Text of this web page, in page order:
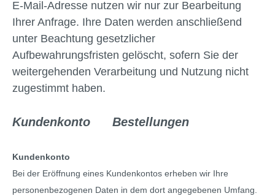
E-Mail-Adresse nutzen wir nur zur Bearbeitung
Ihrer Anfrage. Ihre Daten werden anschließend
unter Beachtung gesetzlicher
Aufbewahrungsfristen gelöscht, sofern Sie der
weitergehenden Verarbeitung und Nutzung nicht
zugestimmt haben.
Kundenkonto Bestellungen
Kundenkonto
Bei der Eröffnung eines Kundenkontos erheben wir Ihre
personenbezogenen Daten in dem dort angegebenen Umfang.